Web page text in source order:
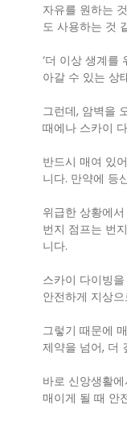
자유를 원하는
도 사용하는 것
‘더 이상 생계를
아갈 수 있는 상
그런데, 암벽을
때에나 스카이
반드시 매여 있
니다. 만약에 등
위급한 상황에
번지 점프는 번
니다.
스카이 다이빙
안전하게 지상
그렇기 때문에
제약을 넘어, 더
바로 신앙생활
매이게 될 때 안